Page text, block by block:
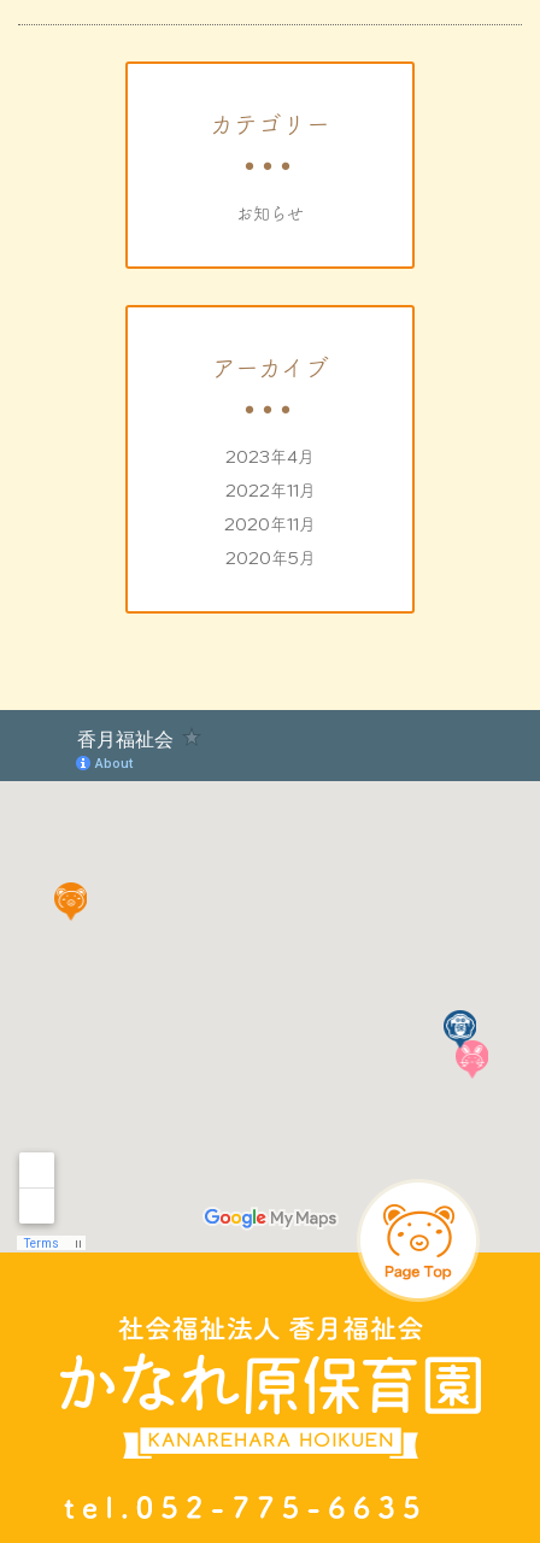
カテゴリー
お知らせ
アーカイブ
2023年4月
2022年11月
2020年11月
2020年5月